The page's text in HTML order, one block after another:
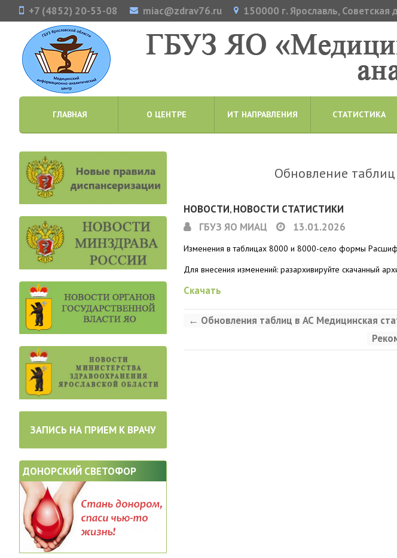
+7 (4852) 20-53-08 miac@zdrav76.ru 150000 г. Ярославль, Советская
ГЛАВНАЯ О ЦЕНТРЕ ИТ НАПРАВЛЕНИЯ СТАТИСТИКА
Обновление
НОВОСТИ, НОВОСТИ СТАТИСТИКИ
ГБУЗ ЯО МИАЦ
13.01.2026
Изменения в таблицах 8000 и 8000-село формы
Для внесения изменений: разархивируйте скачанный
Скачать
← Обновления таблиц в АС Медицинская
ЗАПИСЬ НА ПРИЕМ К ВРАЧУ
ДОНОРСКИЙ СВЕТОФОР